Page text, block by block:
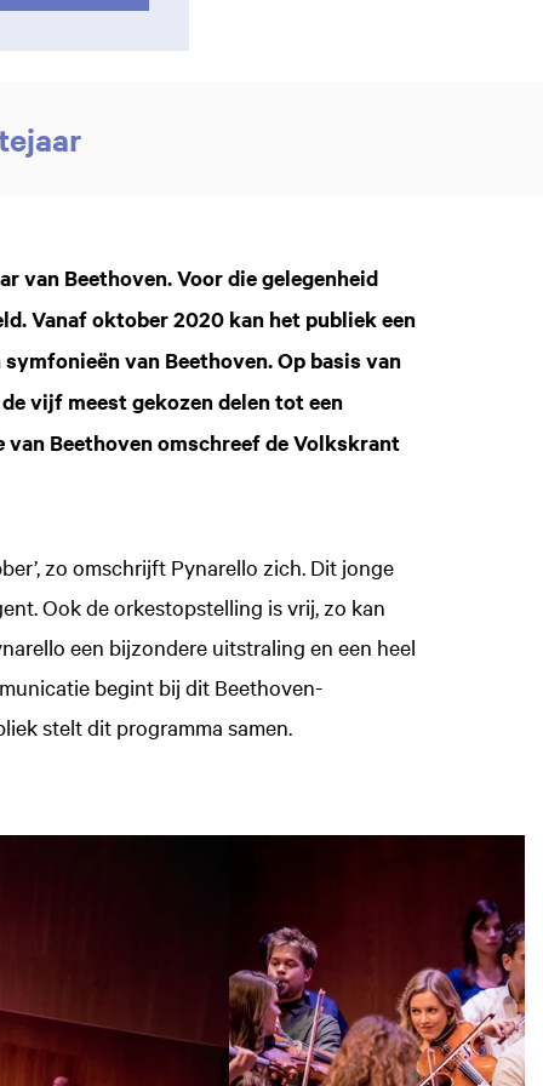
van Beethoven. Voor die gelegenheid
Vanaf oktober 2020 kan het publiek een
van Beethoven. Op basis van
vijf meest gekozen delen tot een
van Beethoven omschreef de Volkskrant
zo omschrijft Pynarello zich. Dit jonge
Ook de orkestopstelling is vrij, zo kan
een bijzondere uitstraling en een heel
begint bij dit Beethoven-
stelt dit programma samen.